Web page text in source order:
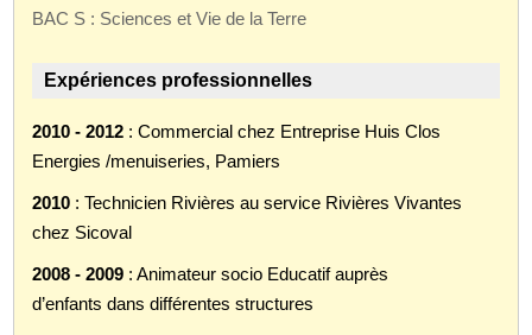
BAC S : Sciences et Vie de la Terre
Expériences professionnelles
2010 - 2012 : Commercial chez Entreprise Huis Clos
Energies /menuiseries, Pamiers
2010 : Technicien Rivières au service Rivières Vivantes
chez Sicoval
2008 - 2009 : Animateur socio Educatif auprès
d’enfants dans différentes structures